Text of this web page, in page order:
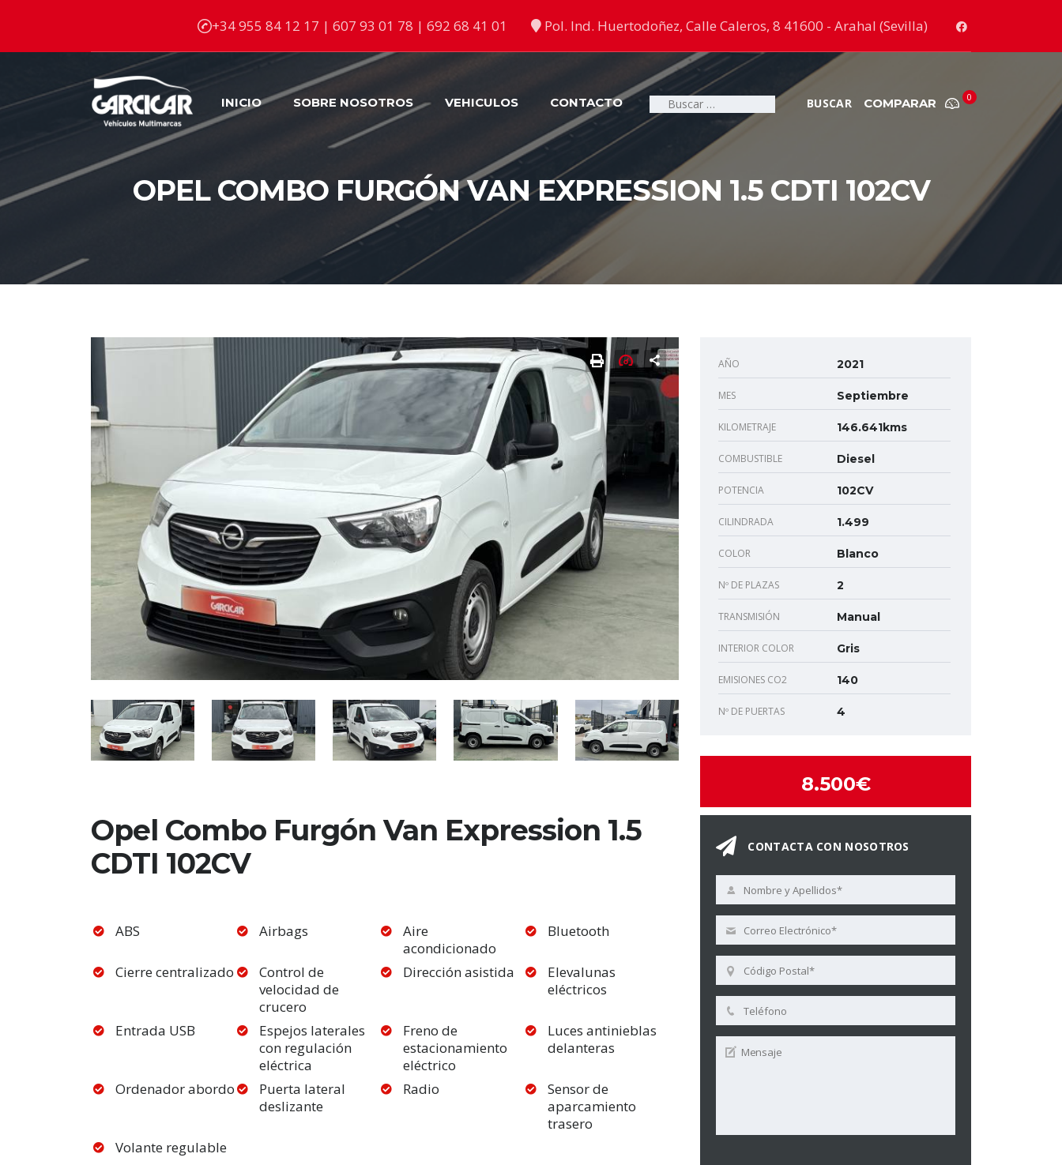
Pol. Ind. Huertodoñez, Calle Caleros, 8 41600 - Arahal (Sevilla)
+34 955 84 12 17 | 607 93 01 78 | 692 68 41 01
Buscar: COMPARAR 0
INICIO SOBRE NOSOTROS VEHICULOS CONTACTO
OPEL COMBO FURGÓN VAN EXPRESSION 1.5 CDTI 102CV
Opel Combo Furgón Van Expression 1.5
CDTI 102CV
ABS Airbags
Aire
acondicionado
Bluetooth
Cierre centralizado
Control de
velocidad de
crucero
Dirección asistida
Elevalunas
eléctricos
Entrada USB
Espejos laterales
con regulación
eléctrica
Freno de
estacionamiento
eléctrico
Luces antinieblas
delanteras
Ordenador abordo
Puerta lateral
deslizante
Radio
Sensor de
aparcamiento
trasero
Volante regulable
AÑO 2021
MES Septiembre
KILOMETRAJE 146.641kms
COMBUSTIBLE Diesel
POTENCIA 102CV
CILINDRADA 1.499
COLOR Blanco
Nº DE PLAZAS 2
TRANSMISIÓN Manual
INTERIOR COLOR Gris
EMISIONES CO2 140
Nº DE PUERTAS 4
8.500€
CONTACTA CON NOSOTROS